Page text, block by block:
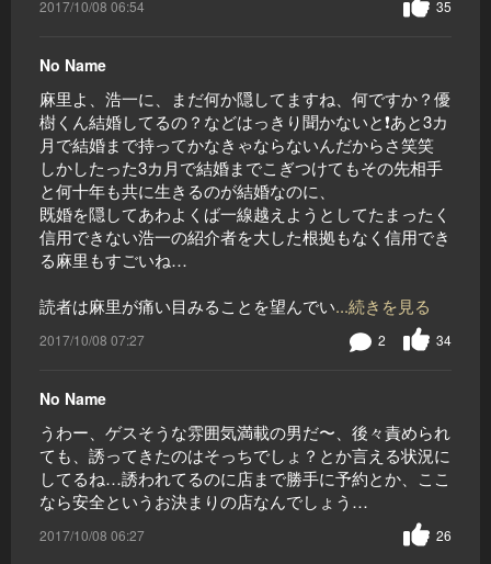
2017/10/08 06:54 35
No Name
麻里よ、浩一に、まだ何か隠してますね、何ですか？優
樹くん結婚してるの？などはっきり聞かないと❗️あと3カ
月で結婚まで持ってかなきゃならないんだからさ笑笑
しかしたった3カ月で結婚までこぎつけてもその先相手
と何十年も共に生きるのが結婚なのに、
既婚を隠してあわよくば一線越えようとしてたまったく
信用できない浩一の紹介者を大した根拠もなく信用でき
る麻里もすごいね…
読者は麻里が痛い目みることを望んでい...続きを見る
2017/10/08 07:27 34
2
No Name
うわー、ゲスそうな雰囲気満載の男だ〜、後々責められ
ても、誘ってきたのはそっちでしょ？とか言える状況に
してるね…誘われてるのに店まで勝手に予約とか、ここ
なら安全というお決まりの店なんでしょう…
2017/10/08 06:27 26